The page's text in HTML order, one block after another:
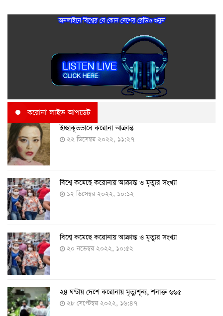
অনলাইনে বিশ্বের যে কোন দেশের রেডিও শুনুন
করোনা লাইভ আপডেট
ইচ্ছাকৃতভাবে করোনা আক্রান্ত
২২ ডিসেম্বর ২০২২, ১১:২৭
বিশ্বে কমেছে করোনায় আক্রান্ত ও মৃত্যুর সংখ্যা
১২ ডিসেম্বর ২০২২, ১০:১২
বিশ্বে কমেছে করোনায় আক্রান্ত ও মৃত্যুর সংখ্যা
২০ নভেম্বর ২০২২, ১০:৫২
২৪ ঘণ্টায় দেশে করোনায় মৃত্যুশূন্য, শনাক্ত ৬৬৫
২৮ সেপ্টেম্বর ২০২২, ১৬:৪৭